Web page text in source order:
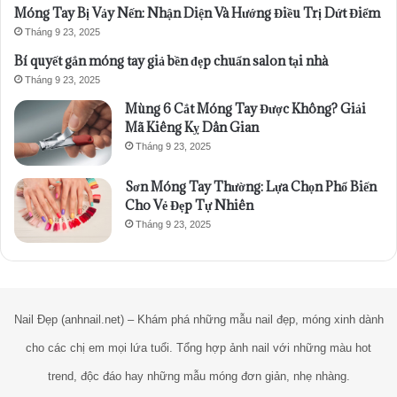
Móng Tay Bị Vảy Nến: Nhận Diện Và Hướng Điều Trị Dứt Điểm
Tháng 9 23, 2025
Bí quyết gắn móng tay giả bền đẹp chuẩn salon tại nhà
Tháng 9 23, 2025
Mùng 6 Cắt Móng Tay Được Không? Giải
Mã Kiêng Kỵ Dân Gian
Tháng 9 23, 2025
Sơn Móng Tay Thường: Lựa Chọn Phổ Biến
Cho Vẻ Đẹp Tự Nhiên
Tháng 9 23, 2025
Nail Đẹp (anhnail.net) – Khám phá những mẫu nail đẹp, móng xinh dành
cho các chị em mọi lứa tuổi. Tổng hợp ảnh nail với những màu hot
trend, độc đáo hay những mẫu móng đơn giản, nhẹ nhàng.